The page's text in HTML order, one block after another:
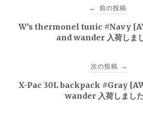
← 前の投稿
W’s thermonel tunic #Navy
and wander 入荷しまし
次の投稿 →
X-Pac 30L backpack #Gray
wander 入荷しました